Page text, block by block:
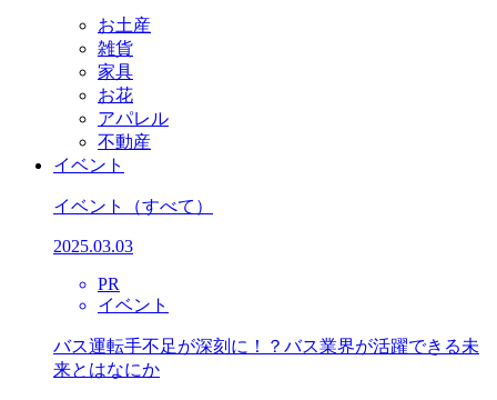
お土産
雑貨
家具
お花
アパレル
不動産
イベント
イベント （すべて）
2025.03.03
PR
イベント
バス運転手不足が深刻に！？バス業界が活躍できる未
来とはなにか